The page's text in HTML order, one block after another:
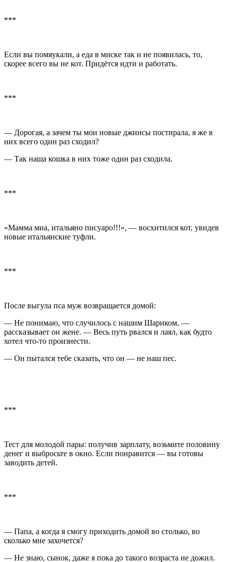
***
Если вы помяукали, а еда в миске так и не появилась, то,
скорее всего вы не кот. Придётся идти и работать.
***
— Дорогая, а зачем ты мои новые джинсы постирала, я же в
них всего один раз сходил?
— Так наша кошка в них тоже один раз сходила.
***
«Мамма миа, итальяно писуаро!!!», — восхитился кот, увидев
новые итальянские туфли.
***
После выгула пса муж возвращается домой:
— Не понимаю, что случилось с нашим Шариком, —
рассказывает он жене. — Весь путь рвался и лаял, как будто
хотел что-то произнести.
— Он пытался тебе сказать, что он — не наш пес.
***
Тест для молодой пары: получив зарплату, возьмите половину
денег и выбросьте в окно. Если понравится — вы готовы
заводить детей.
***
— Папа, а когда я смогу приходить домой во столько, во
сколько мне захочется?
— Не знаю, сынок, даже я пока до такого возраста не дожил.